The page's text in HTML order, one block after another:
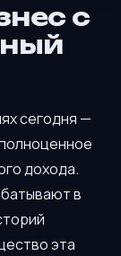
с
сегодня —
дохода.
в
эта